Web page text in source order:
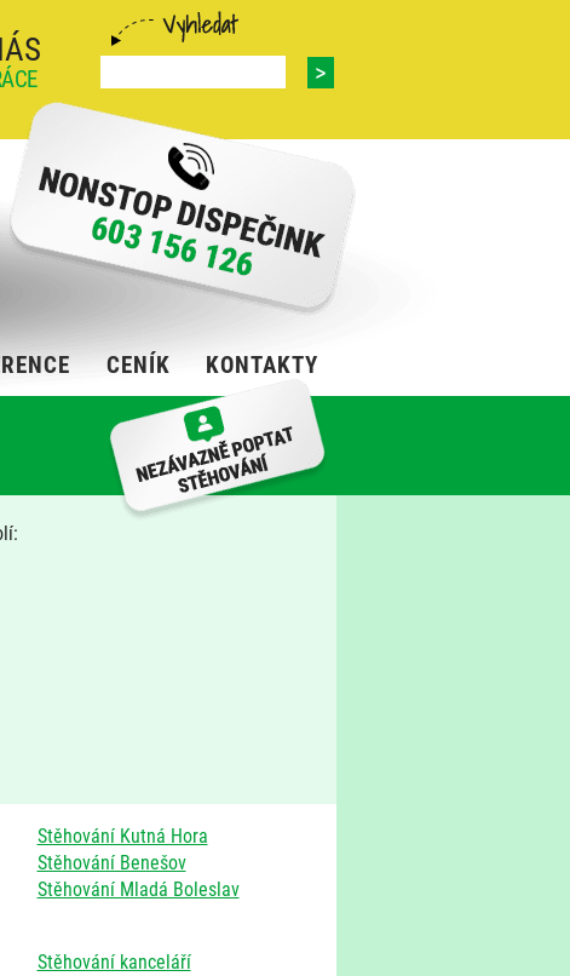
CENÍK KONTAKTY
Stěhování Kutná Hora
Stěhování Benešov
Stěhování Mladá Boleslav
Stěhování kanceláří